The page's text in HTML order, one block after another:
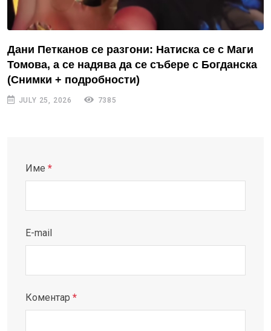
Дани Петканов се разгони: Натиска се с Маги
Томова, а се надява да се събере с Богданска
(Снимки + подробности)
JULY 25, 2026 7385
Име *
E-mail
Коментар *